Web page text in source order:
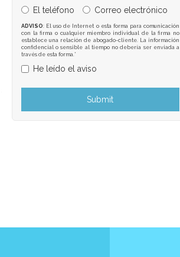
El teléfono
Correo electrónico
ADVISO: El uso de Internet o esta forma para comunicación
con la firma o cualquier miembro individual de la firma no
establece una relación de abogado-cliente. La información
confidencial o sensible al tiempo no debería ser enviada a
través de esta forma.*
He leído el aviso